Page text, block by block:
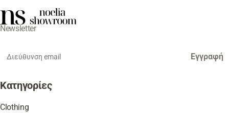
Newsletter
Εγγραφή
Κατηγορίες
Clothing